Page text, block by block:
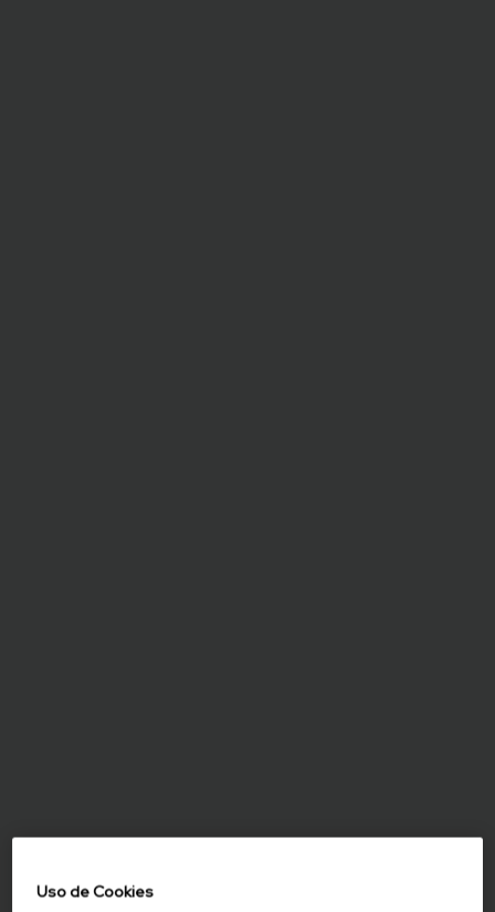
Uso de Cookies